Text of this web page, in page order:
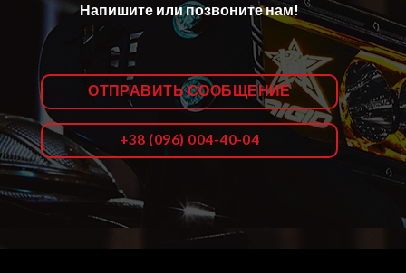
Напишите или позвоните нам!
ОТПРАВИТЬ СООБЩЕНИЕ
+38 (096) 004-40-04